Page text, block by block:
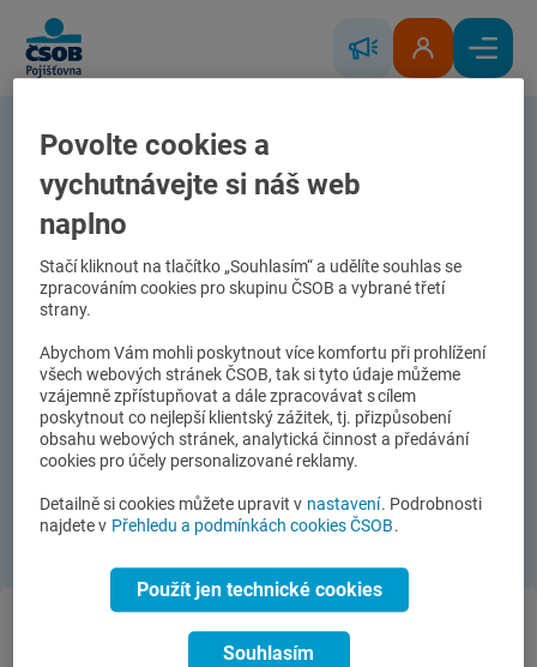
Skip to Main Content
Řešení škodyKlientská zóna
Hlavní
Pojistná částka
Částka určená v pojistné smlouvě jako horní hranice
pojistného plnění pojistitele u pojištění majetku, jehož
pojistnou hodnotu lze určit v době uzavření pojistné
smlouvy. Pojistná částka se na návrh pojistníka stanoví
v pojistné smlouvě tak, aby odpovídala pojistné
hodnotě pojištěného majetku v době uzavření pojistné
pojišťovny směrem k pojištěnému. Částka se používá
jako základní parametr pro výpočet pojistného.
Povolte cookies a
vychutnávejte si náš web
naplno
Stačí kliknout na tlačítko „Souhlasím“ a udělíte souhlas se
zpracováním cookies pro skupinu ČSOB a vybrané třetí
strany.
Abychom Vám mohli poskytnout více komfortu při prohlížení
všech webových stránek ČSOB, tak si tyto údaje můžeme
vzájemně zpřístupňovat a dále zpracovávat s cílem
poskytnout co nejlepší klientský zážitek, tj. přizpůsobení
obsahu webových stránek, analytická činnost a předávání
cookies pro účely personalizované reklamy.
Detailně si cookies můžete upravit v nastavení. Podrobnosti
najdete v Přehledu a podmínkách cookies ČSOB.
Použít jen technické cookies
Souhlasím